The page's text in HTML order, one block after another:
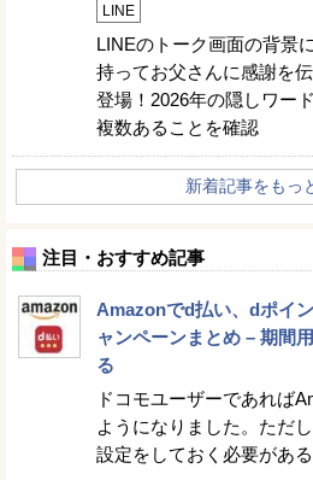
LINE
LINEのトーク画面の背景
持ってお父さんに感謝を
登場！2026年の隠しワー
複数あることを確認
新着記事をもっ
注目・おすすめ記事
Amazonでd払い、dポイ
ャンペーンまとめ – 期間
る
ドコモユーザーであれば
ようになりました。ただ
設定をしておく必要がある